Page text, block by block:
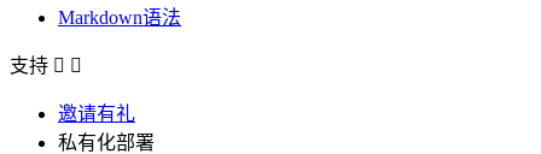
Markdown语法
支持  
邀请有礼
私有化部署